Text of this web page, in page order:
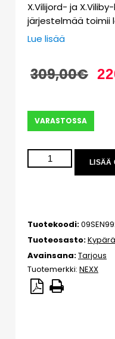
X.Vilijord- ja
järjestelmää toimii
Lue lisää
309,00€
VARASTOSSA
LISÄÄ
Tuotekoodi:
Tuoteosasto:
Avainsana:Tarjous
Tuotemerkki: NEXX